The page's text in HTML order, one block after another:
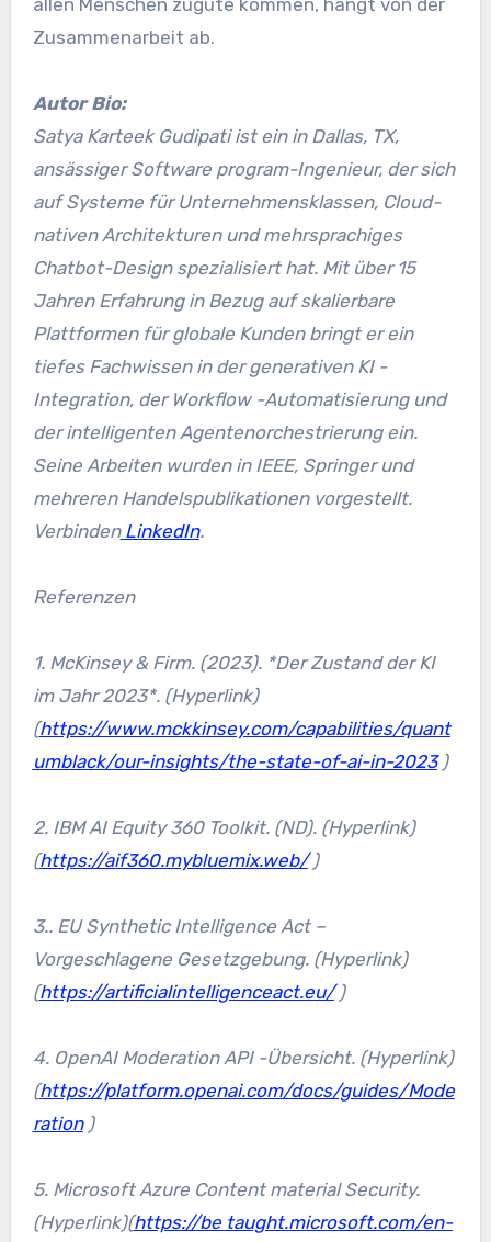
Zusammenarbeit ab.
Autor Bio:
Satya Karteek Gudipati ist ein in Dallas, TX,
ansässiger Software program-Ingenieur, der sich
auf Systeme für Unternehmensklassen, Cloud-
nativen Architekturen und mehrsprachiges
Chatbot-Design spezialisiert hat. Mit über 15
Jahren Erfahrung in Bezug auf skalierbare
Plattformen für globale Kunden bringt er ein
tiefes Fachwissen in der generativen KI -
Integration, der Workflow -Automatisierung und
der intelligenten Agentenorchestrierung ein.
Seine Arbeiten wurden in IEEE, Springer und
mehreren Handelspublikationen vorgestellt.
Verbinden LinkedIn.
Referenzen
1. McKinsey & Firm. (2023). *Der Zustand der KI
im Jahr 2023*. (Hyperlink)
(https://www.mckkinsey.com/capabilities/quant
umblack/our-insights/the-state-of-ai-in-2023)
2. IBM AI Equity 360 Toolkit. (ND). (Hyperlink)
(https://aif360.mybluemix.web/)
3.. EU Synthetic Intelligence Act –
Vorgeschlagene Gesetzgebung. (Hyperlink)
(https://artificialintelligenceact.eu/)
4. OpenAI Moderation API -Übersicht. (Hyperlink)
(https://platform.openai.com/docs/guides/Mode
ration)
5. Microsoft Azure Content material Security.
(Hyperlink)(https://be taught.microsoft.com/en-